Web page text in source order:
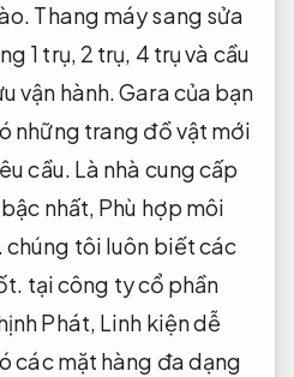
Thang máy sang sửa
1 trụ, 2 trụ, 4 trụ và cầu
vận hành.Gara của bạn
những trang đồ vật mới
cầu. Là nhà cung cấp
nhất, Phù hợp môi
chúng tôi luôn biết các
tại công ty cổ phần
Phát, Linh kiện dễ
các mặt hàng đa dạng